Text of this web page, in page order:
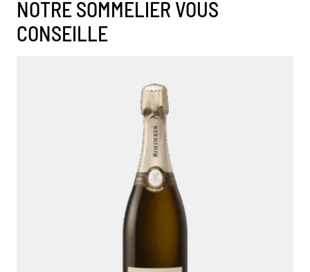
NOTRE SOMMELIER VOUS
CONSEILLE